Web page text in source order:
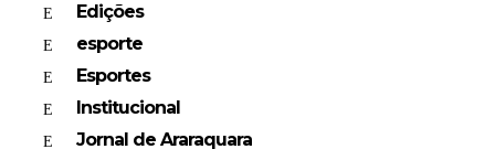
Edições
esporte
Esportes
Institucional
Jornal de Araraquara